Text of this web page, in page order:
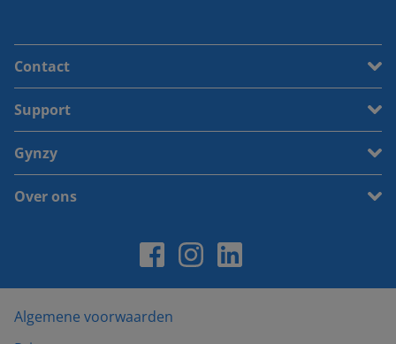
Contact
Support
Gynzy
Over ons
Algemene voorwaarden